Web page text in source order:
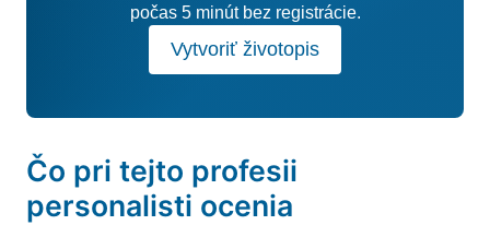
počas 5 minút bez registrácie.
Vytvoriť životopis
Čo pri tejto profesii
personalisti ocenia